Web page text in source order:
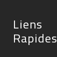
Liens
Rapides